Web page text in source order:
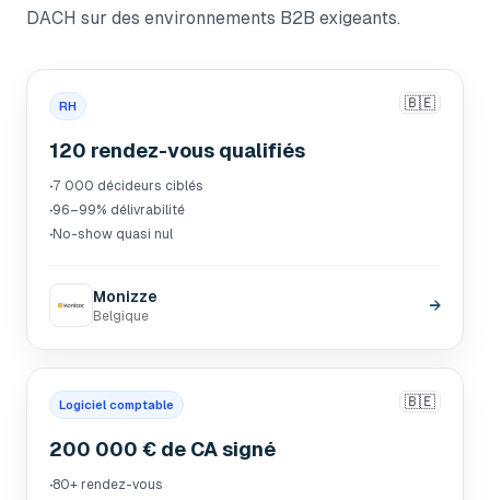
DACH sur des environnements B2B exigeants.
RH 🇧🇪
120 rendez-vous qualifiés
·7 000 décideurs ciblés
·96–99% délivrabilité
·No-show quasi nul
Monizze
Belgique
→
Logiciel comptable 🇧🇪
200 000 € de CA signé
·80+ rendez-vous